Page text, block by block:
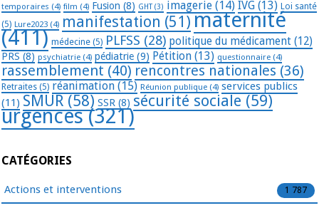
temporaires (4) film (4) Fusion (8) GHT(3) imagerie (14) IVG (13) Loi santé
(5) Lure2023 (4) manifestation (51) maternité
(411) médecine (5) PLFSS (28) politique du médicament (12)
PRS (8) psychiatrie (4) pédiatrie (9) Pétition (13) questionnaire (4)
rassemblement (40) rencontres nationales (36)
Retraites (5) réanimation (15) Réunion publique (4) services publics
(11) SMUR (58) SSR (8) sécurité sociale (59)
urgences(321)
CATÉGORIES
Actions et interventions 1 787